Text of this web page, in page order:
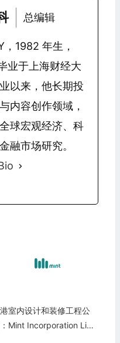
总编辑
1982 年生，
业于上海财经大
以来，他长期投
内容创作领域，
球宏观经济、科
融市场研究。
室内设计和装修工程公
Mint Incorporation Limi